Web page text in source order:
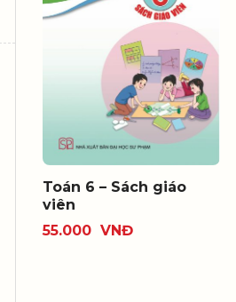
Toán 6 – Sách giáo
viên
55.000 VNĐ